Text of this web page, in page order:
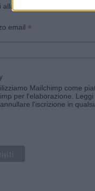
alla newsletter di Gallura
email *
Mailchimp come
per l'elaborazione.
l'iscrizione in